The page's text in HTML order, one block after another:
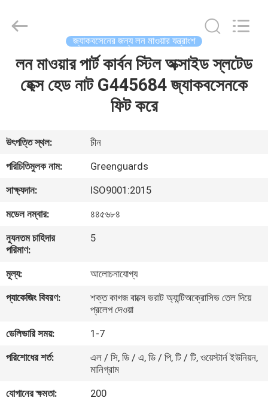
বাড়ি
আমাদের
সম্পর্কে
কারখানা
ভ্রমণ
নিয়ন্ত্রণ
করুন
Trading
Rights
Reserved.
জ্যাকবসেনের জন্য লন মাওয়ার যন্ত্রাংশ
লন মাওয়ার পার্ট কার্বন স্টিল অক্সাইড স্লটেড
হেক্স হেড নাট G445684 জ্যাকবসেনকে
ফিট করে
উৎপত্তি স্থল:
চীন
পরিচিতিমুলক নাম:
Greenguards
সাক্ষ্যদান:
ISO9001:2015
মডেল নম্বার:
৪৪৫৬৮৪
ন্যূনতম চাহিদার
পরিমাণ:
5
মূল্য:
আলোচনাযোগ্য
প্যাকেজিং বিবরণ:
শক্ত কাগজ বাক্সে ভরাট অ্যান্টিঅক্রোসিভ তেল দিয়ে
প্রলেপ দেওয়া
ডেলিভারি সময়:
1-7
পরিশোধের শর্ত:
এল / সি, ডি / এ, ডি / পি, টি / টি, ওয়েস্টার্ন ইউনিয়ন,
মানিগ্রাম
যোগানের ক্ষমতা:
200